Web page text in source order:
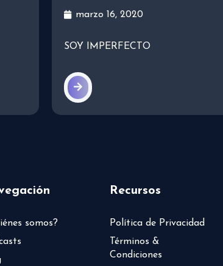
marzo 16, 2020
SOY IMPERFECTO
somos?
Recursos
Política de Privacidad
Términos &
Condiciones